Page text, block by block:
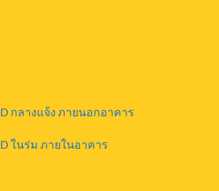
กลางแจ้ง ภายนอกอาคาร
ในร่ม ภายในอาคาร